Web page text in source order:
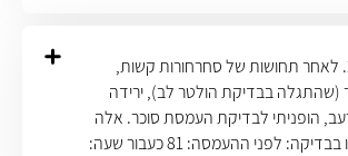
אני בת 26. לאחר תחושות של סחרחורות קשות,
(שהתגלה בבדיקת הולטר לב), ירידה
הופניתי לבדיקת העמסת סוכר. אלה
הערכים שהתקבלו בבדיקה: לפני ההעמסה: 81 כעבור שעה: